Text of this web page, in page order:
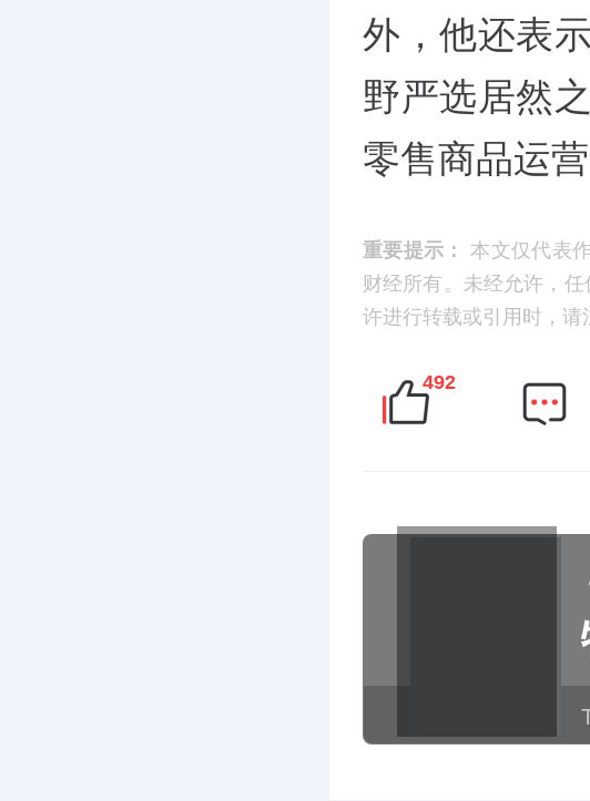
外，他还表
野严选居然
零售商品运
重要提示：
本文仅代表
财经所有。未经允许，
许进行转载或引用时，
492